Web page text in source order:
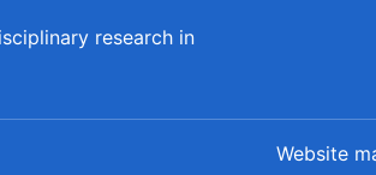
research in
Website